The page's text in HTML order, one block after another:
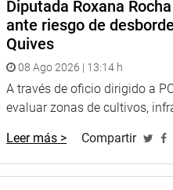
SOTO PALACIOS
Diputada Roxana
ante riesgo de
Quives
08 Ago 2026 | 13:14 h
A través de oficio dirigido a
evaluar zonas de cultivos,
Leer más > Compartir